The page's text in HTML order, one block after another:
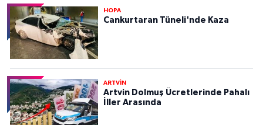
HOPA
Cankurtaran Tüneli'nde Kaza
ARTVİN
Artvin Dolmuş Ücretlerinde Pahalı
İller Arasında